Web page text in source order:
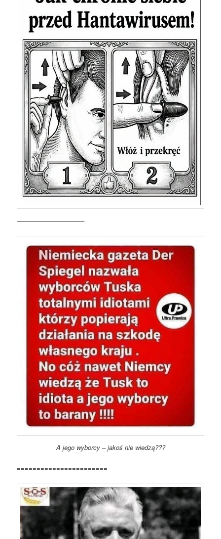
——————————–
A jego wyborcy – jakoś nie wiedzą???
=======================